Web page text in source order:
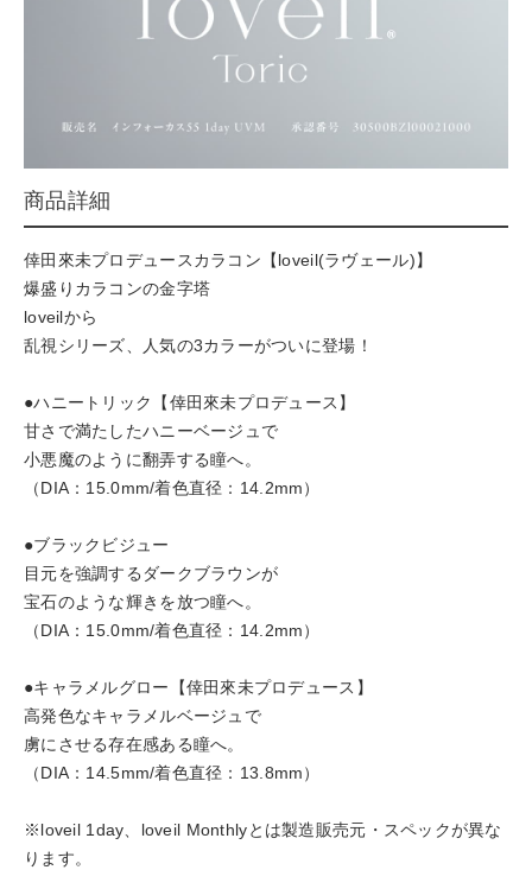
商品詳細
倖田來未プロデュースカラコン【loveil(ラヴェール)】
爆盛りカラコンの金字塔
loveilから
乱視シリーズ、⼈気の3カラーがついに登場！
●ハニートリック【倖⽥來未プロデュース】
⽢さで満たしたハニーベージュで
⼩悪魔のように翻弄する瞳へ。
（DIA：15.0mm/着色直径：14.2mm）
●ブラックビジュー
⽬元を強調するダークブラウンが
宝⽯のような輝きを放つ瞳へ。
（DIA：15.0mm/着色直径：14.2mm）
●キャラメルグロー【倖⽥來未プロデュース】
⾼発⾊なキャラメルベージュで
虜にさせる存在感ある瞳へ。
（DIA：14.5mm/着色直径：13.8mm）
※loveil 1day、loveil Monthlyとは製造販売元・スペックが異な
ります。